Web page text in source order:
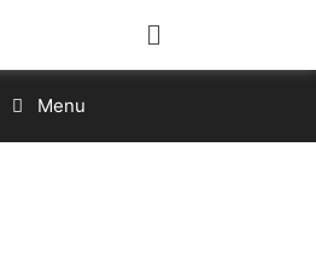
Menu